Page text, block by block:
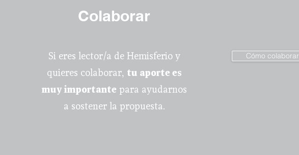
Colaborar
Si eres lector/a de Hemisferio y
quieres colaborar, tu aporte es
muy importante para ayudarnos
a sostener la propuesta.
Cómo colaborar